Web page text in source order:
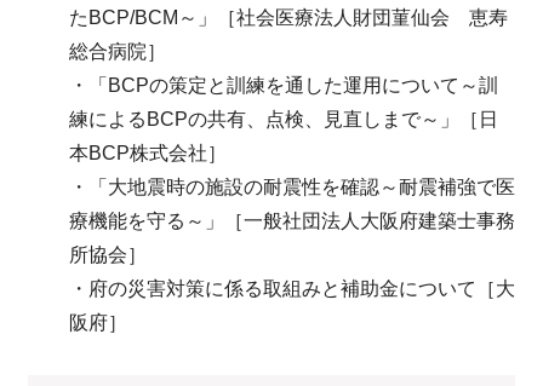
たBCP/BCM～」［社会医療法人財団菫仙会 恵寿
総合病院］
・「BCPの策定と訓練を通した運用について～訓
練によるBCPの共有、点検、見直しまで～」［日
本BCP株式会社］
・「大地震時の施設の耐震性を確認～耐震補強で医
療機能を守る～」［一般社団法人大阪府建築士事務
所協会］
・府の災害対策に係る取組みと補助金について［大
阪府］